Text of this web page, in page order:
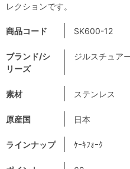
商品コード SK600-12
ブランド/シ
リーズ
ジルスチュア
素材 ステンレス
原産国 日本
ラインナップ ｹｰｷﾌｫｰｸ
レクションです。